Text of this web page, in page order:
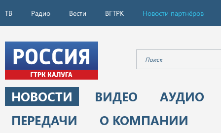
ТВ Радио Вести ВГТРК Новости партнёров
НОВОСТИ ВИДЕО
АУДИО
ПЕРЕДАЧИ
О КОМПАНИИ